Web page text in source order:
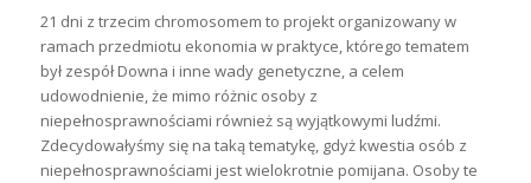
21 dni z trzecim chromosomem to projekt organizowany w
ramach przedmiotu ekonomia w praktyce, którego tematem
był zespół Downa i inne wady genetyczne, a celem
udowodnienie, że mimo różnic osoby z
niepełnosprawnościami również są wyjątkowymi ludźmi.
Zdecydowałyśmy się na taką tematykę, gdyż kwestia osób z
niepełnosprawnościami jest wielokrotnie pomijana. Osoby te